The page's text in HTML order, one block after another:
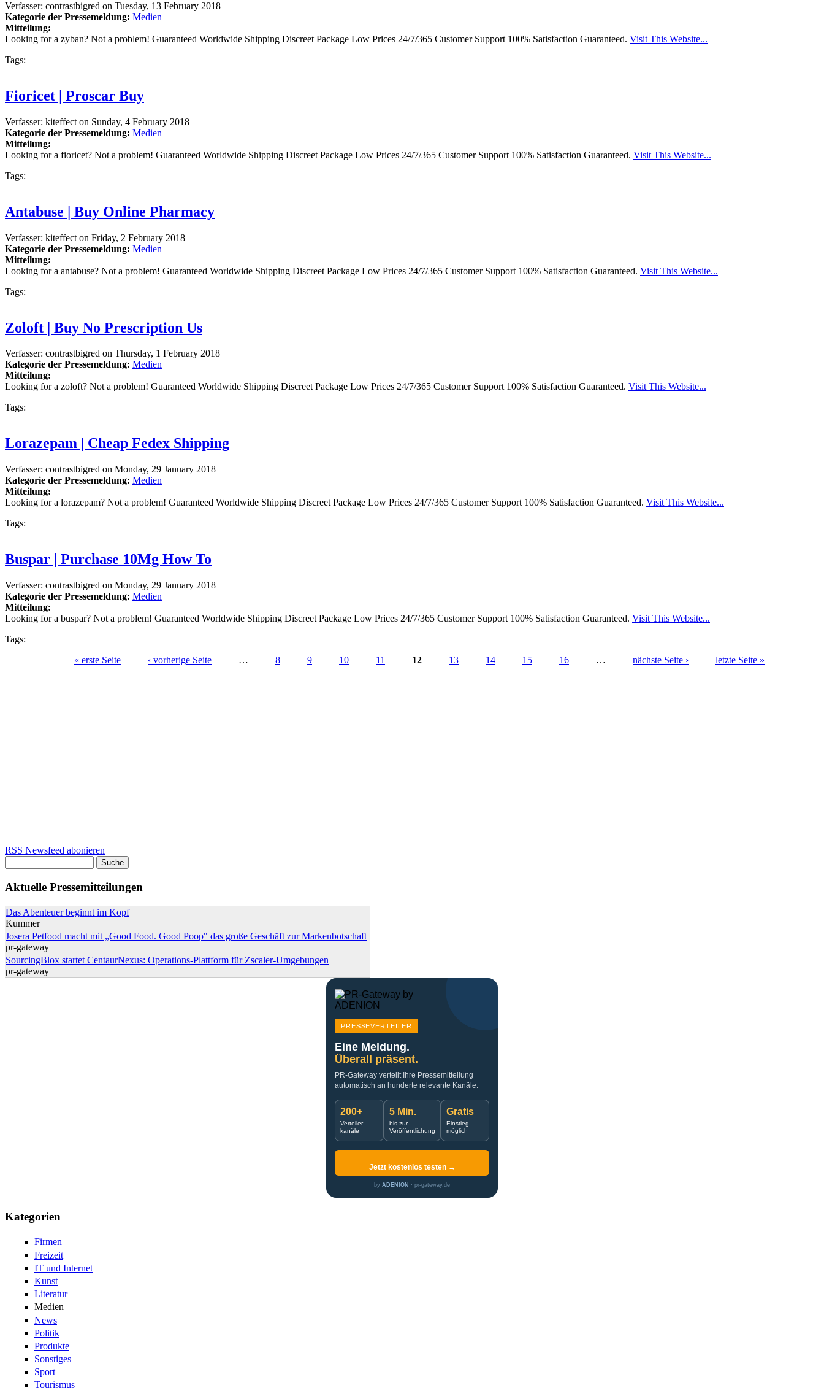
Verfasser: contrastbigred on Tuesday, 13 February 2018
Kategorie der Pressemeldung: Medien
Mitteilung:
Looking for a zyban? Not a problem! Guaranteed Worldwide Shipping Discreet Package Low Prices 24/7/365 Customer Support 100% Satisfaction Guaranteed. Visit This Website...
Tags:
Fioricet | Proscar Buy
Verfasser: kiteffect on Sunday, 4 February 2018
Kategorie der Pressemeldung: Medien
Mitteilung:
Looking for a fioricet? Not a problem! Guaranteed Worldwide Shipping Discreet Package Low Prices 24/7/365 Customer Support 100% Satisfaction Guaranteed. Visit This Website...
Tags:
Antabuse | Buy Online Pharmacy
Verfasser: kiteffect on Friday, 2 February 2018
Kategorie der Pressemeldung: Medien
Mitteilung:
Looking for a antabuse? Not a problem! Guaranteed Worldwide Shipping Discreet Package Low Prices 24/7/365 Customer Support 100% Satisfaction Guaranteed. Visit This Website...
Tags:
Zoloft | Buy No Prescription Us
Verfasser: contrastbigred on Thursday, 1 February 2018
Kategorie der Pressemeldung: Medien
Mitteilung:
Looking for a zoloft? Not a problem! Guaranteed Worldwide Shipping Discreet Package Low Prices 24/7/365 Customer Support 100% Satisfaction Guaranteed. Visit This Website...
Tags:
Lorazepam | Cheap Fedex Shipping
Verfasser: contrastbigred on Monday, 29 January 2018
Kategorie der Pressemeldung: Medien
Mitteilung:
Looking for a lorazepam? Not a problem! Guaranteed Worldwide Shipping Discreet Package Low Prices 24/7/365 Customer Support 100% Satisfaction Guaranteed. Visit This Website...
Tags:
Buspar | Purchase 10Mg How To
Verfasser: contrastbigred on Monday, 29 January 2018
Kategorie der Pressemeldung: Medien
Mitteilung:
Looking for a buspar? Not a problem! Guaranteed Worldwide Shipping Discreet Package Low Prices 24/7/365 Customer Support 100% Satisfaction Guaranteed. Visit This Website...
Tags:
« erste Seite ‹ vorherige Seite … 8 9 10 11 12 13 14 15 16 … nächste Seite › letzte Seite »
RSS Newsfeed abonieren
Aktuelle Pressemitteilungen
Das Abenteuer beginnt im Kopf
Kummer
Josera Petfood macht mit „Good Food. Good Poop" das große Geschäft zur Markenbotschaft
pr-gateway
SourcingBlox startet CentaurNexus: Operations-Plattform für Zscaler-Umgebungen
pr-gateway
PRESSEVERTEILER
Eine Meldung.
Überall präsent.
PR-Gateway verteilt Ihre Pressemitteilung
automatisch an hunderte relevante Kanäle.
200+
Verteiler-
kanäle
5 Min.
bis zur
Veröffentlichung
Gratis
Einstieg
möglich
Jetzt kostenlos testen →
by ADENION · pr-gateway.de
Kategorien
Firmen
Freizeit
IT und Internet
Kunst
Literatur
Medien
News
Politik
Produkte
Sonstiges
Sport
Tourismus